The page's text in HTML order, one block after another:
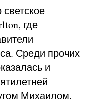
где
Среди прочих
и
Михаилом.